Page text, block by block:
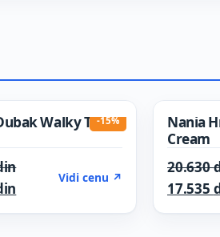
-15%
Walky Talky
Original price was: 14.176 din.
Current price is: 12.049 din.
Vidi cenu ↗
Nania
Cream
20.630
17.535